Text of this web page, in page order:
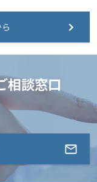
相談窓口